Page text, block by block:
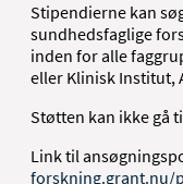
Stipendierne kan
sundhedsfaglige
inden for alle
eller Klinisk Institut,
Støtten kan ikke gå
Link til
forskning.grant.nu/